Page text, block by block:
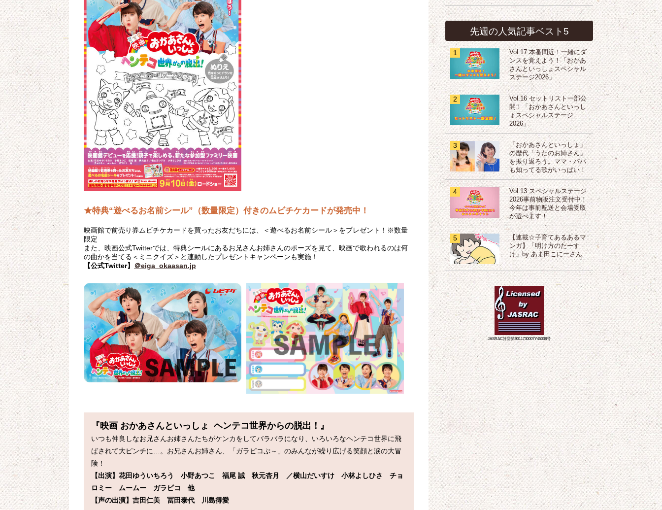
★特典“遊べるお名前シール”（数量限定）付きのムビチケカードが発売中！
映画館で前売り券ムビチケカードを買ったお友だちには、＜遊べるお名前シール＞をプレゼント！※数量
限定
また、映画公式Twitterでは、特典シールにあるお兄さんお姉さんのポーズを見て、映画で歌われるのは何
の曲かを当てる＜ミニクイズ＞と連動したプレゼントキャンペーンも実施！
【公式Twitter】
＠eiga_okaasan.jp
『映画 おかあさんといっしょ  ヘンテコ世界からの脱出！』
いつも仲良しなお兄さんお姉さんたちがケンカをしてバラバラになり、いろいろなヘンテコ世界に飛
ばされて大ピンチに…。お兄さんお姉さん、「ガラピコぷ～」のみんなが繰り広げる笑顔と涙の大冒
【出演】花田ゆういちろう　小野あつこ　福尾 誠　秋元杏月　／横山だいすけ　小林よしひさ　チョ
ロミー　ムームー　ガラピコ　他
【声の出演】吉田仁美　冨田泰代　川島得愛
先週の人気記事ベスト5
1
Vol.17 本番間近！一緒にダ
ンスを覚えよう！「おかあ
さんといっしょスペシャル
ステージ2026」
2
Vol.16 セットリスト一部公
開！「おかあさんといっし
ょスペシャルステージ
2026」
3
「おかあさんといっしょ」
の歴代「うたのお姉さん」
を振り返ろう。ママ・パパ
も知ってる歌がいっぱい！
4
Vol.13 スペシャルステージ
2026事前物販注文受付中！
今年は事前配送と会場受取
が選べます！
5
【連載☆子育てあるあるマ
ンガ】「明け方のたーす
け」by あま田こにーさん
JASRAC許諾第9011730007Y45038号